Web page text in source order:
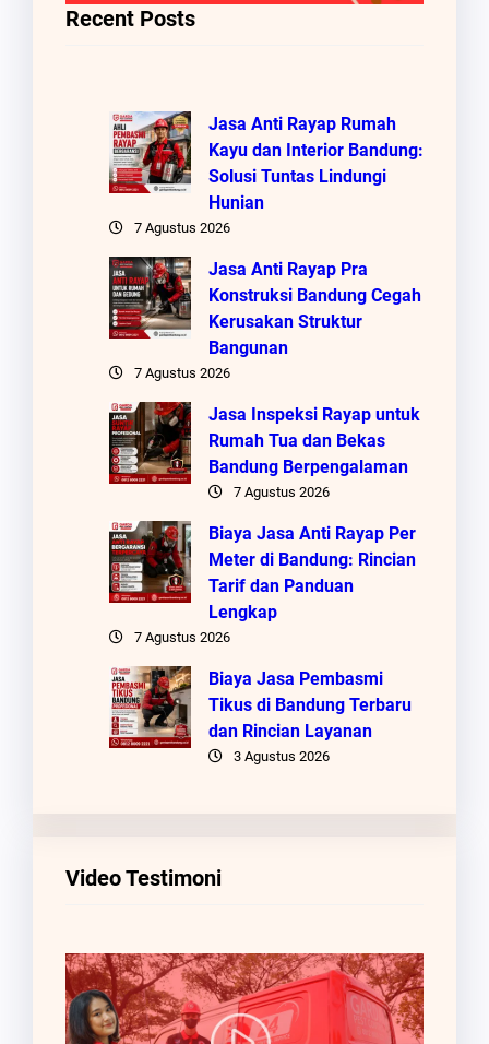
Recent Posts
Jasa Anti Rayap Rumah
Kayu dan Interior Bandung:
Solusi Tuntas Lindungi
Hunian
7 Agustus 2026
Jasa Anti Rayap Pra
Konstruksi Bandung Cegah
Kerusakan Struktur
Bangunan
7 Agustus 2026
Jasa Inspeksi Rayap untuk
Rumah Tua dan Bekas
Bandung Berpengalaman
7 Agustus 2026
Biaya Jasa Anti Rayap Per
Meter di Bandung: Rincian
Tarif dan Panduan
Lengkap
7 Agustus 2026
Biaya Jasa Pembasmi
Tikus di Bandung Terbaru
dan Rincian Layanan
3 Agustus 2026
Video Testimoni